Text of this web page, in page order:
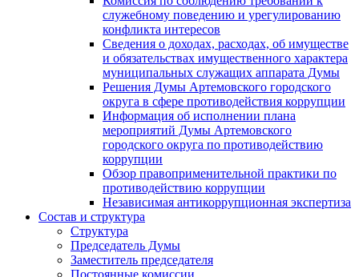
служебному поведению и урегулированию
конфликта интересов
Сведения о доходах, расходах, об имуществе
и обязательствах имущественного характера
муниципальных служащих аппарата Думы
Решения Думы Артемовского городского
округа в сфере противодействия коррупции
Информация об исполнении плана
мероприятий Думы Артемовского
городского округа по противодействию
коррупции
Обзор правоприменительной практики по
противодействию коррупции
Независимая антикоррупционная экспертиза
Состав и структура
Структура
Председатель Думы
Заместитель председателя
Постоянные комиссии